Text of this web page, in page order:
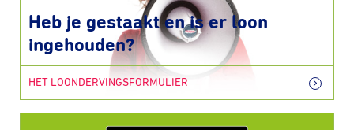
Heb je gestaakt en is er loon
ingehouden?
HET LOONDERVINGSFORMULIER